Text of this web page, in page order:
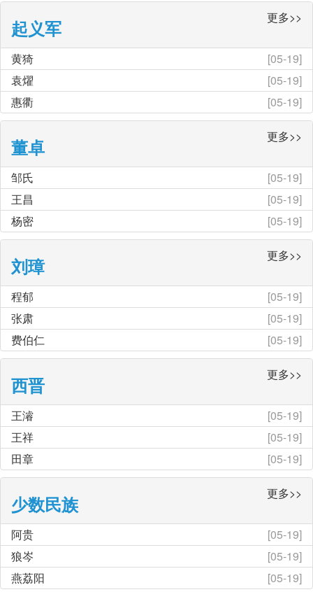
更多>>
起义军
[05-19]
黄猗
[05-19]
袁燿
[05-19]
惠衢
更多>>
董卓
[05-19]
邹氏
[05-19]
王昌
[05-19]
杨密
更多>>
刘璋
[05-19]
程郁
[05-19]
张肃
[05-19]
费伯仁
更多>>
西晋
[05-19]
王濬
[05-19]
王祥
[05-19]
田章
更多>>
少数民族
[05-19]
阿贵
[05-19]
狼岑
[05-19]
燕荔阳